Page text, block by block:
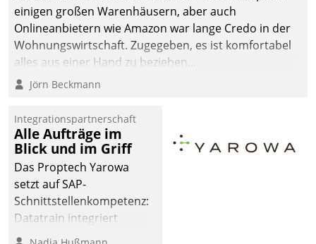
einigen großen Warenhäusern, aber auch
Onlineanbietern wie Amazon war lange Credo in der
Wohnungswirtschaft. Zugegeben, es ist komfortabel
alles aus einer Hand zu beziehen...
Jörn Beckmann
Integrationspartnerschaft
Alle Aufträge im
Blick und im Griff
Das Proptech Yarowa
setzt auf SAP-
Schnittstellenkompetenz:
Datatrain integriert
Yarowas Portal zur